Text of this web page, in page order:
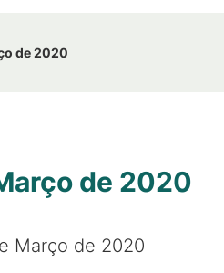
de 2020
de 2020
Março de 2020